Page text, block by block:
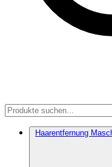
Haarentfernung